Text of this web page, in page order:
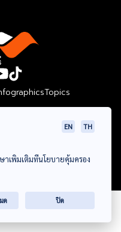
Topics
All Rights Reserved
EN TH
าเพิ่มเติมที่นโยบายคุ้มครอง
ด ปิด